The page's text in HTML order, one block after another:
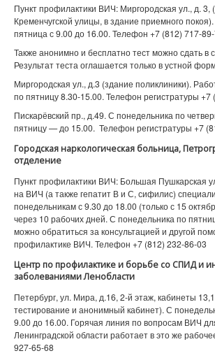
Пункт профилактики ВИЧ: Миргородская ул., д. 3,
Кременчугской улицы, в здание приемного
пятница с 9.00 до 16.00. Телефон +7 (812) 717-
Также анонимно и бесплатно тест можно сдать в
Результат теста оглашается только в устной
Миргородская ул., д.3 (здание поликлиники).
по пятницу 8.30-15.00. Телефон регистратуры +7
Пискарёвский пр., д.49. С понедельника по
пятницу — до 15.00. Телефон регистратуры +7
Городская наркологическая больница,
отделение
Пункт профилактики ВИЧ: Большая Пушкарская
на ВИЧ (а также гепатит В и С, сифилис)
понедельникам с 9.30 до 18.00 (только с 15
через 10 рабочих дней. С понедельника по
можно обратиться за консультацией и другой
профилактике ВИЧ. Телефон +7 (812) 232-86-03
Центр по профилактике и борьбе со СПИД и
заболеваниями Ленобласти
Петербург, ул. Мира, д.16, 2-й этаж, кабинеты
тестирование и анонимный кабинет). С
9.00 до 16.00. Горячая линия по вопросам ВИЧ
Ленинградской области работает в это же
927-65-68